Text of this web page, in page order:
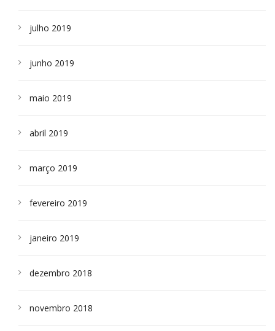
julho 2019
junho 2019
maio 2019
abril 2019
março 2019
fevereiro 2019
janeiro 2019
dezembro 2018
novembro 2018